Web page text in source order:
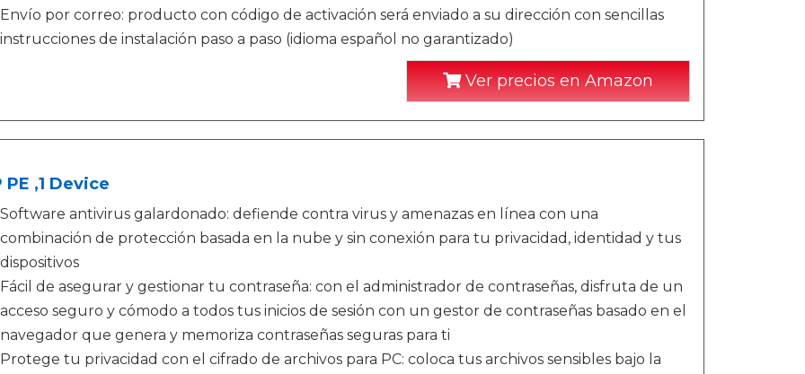
Envío por correo: producto con código de activación será enviado a su dirección con sencillas
instrucciones de instalación paso a paso (idioma español no garantizado)
Ver precios en Amazon
PE ,1 Device
Software antivirus galardonado: defiende contra virus y amenazas en línea con una
combinación de protección basada en la nube y sin conexión para tu privacidad, identidad y tus
dispositivos
Fácil de asegurar y gestionar tu contraseña: con el administrador de contraseñas, disfruta de un
acceso seguro y cómodo a todos tus inicios de sesión con un gestor de contraseñas basado en el
navegador que genera y memoriza contraseñas seguras para ti
Protege tu privacidad con el cifrado de archivos para PC: coloca tus archivos sensibles bajo la